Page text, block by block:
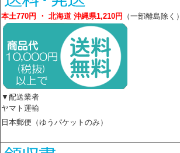
本土770円 ・ 北海道 沖縄県1,210円 （一部離島除く）
▼配送業者
ヤマト運輸
日本郵便（ゆうパケットのみ）